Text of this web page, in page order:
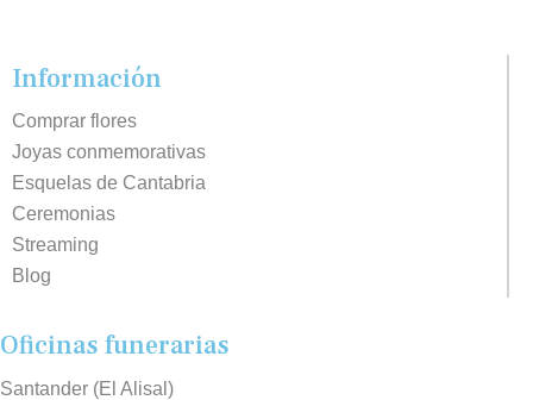
Información
Comprar flores
Joyas conmemorativas
Esquelas de Cantabria
Ceremonias
Streaming
Blog
Oficinas funerarias
Santander (El Alisal)